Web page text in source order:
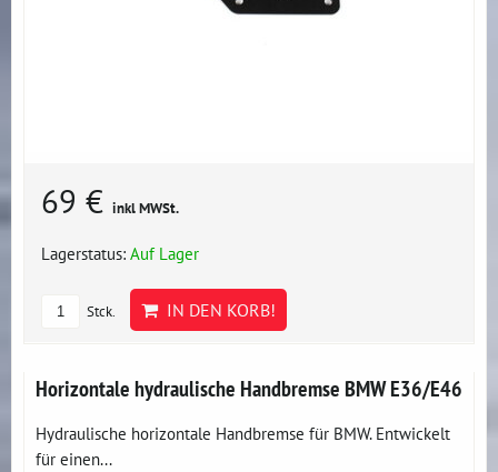
69 € inkl MWSt.
Lagerstatus: Auf Lager
Stck. IN DEN KORB!
Horizontale hydraulische Handbremse BMW E36/E46
Hydraulische horizontale Handbremse für BMW. Entwickelt
für einen...